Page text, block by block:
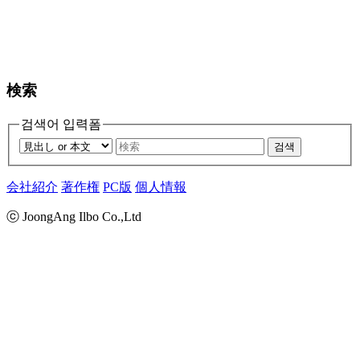
検索
검색어 입력폼
검색
会社紹介 著作権 PC版 個人情報
ⓒ JoongAng Ilbo Co.,Ltd